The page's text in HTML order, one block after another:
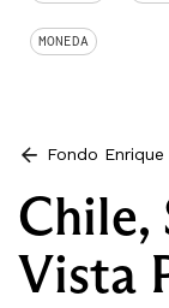
MONEDA
Fondo
Chile,
Vista